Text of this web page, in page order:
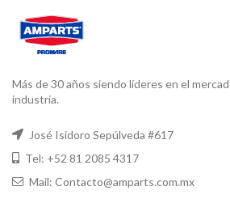
Más de 30 años siendo líderes en el
industria.
José Isidoro Sepúlveda #617
Tel: +52 81 2085 4317
Mail: Contacto@amparts.com.mx